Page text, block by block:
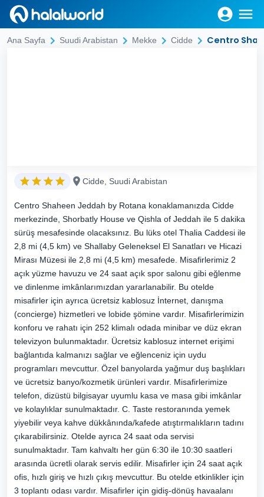
Ana Sayfa Suudi Arabistan Mekke Cidde Centro
Cidde, Suudi Arabistan
Centro Shaheen Jeddah by Rotana konaklamanızda Cidde
merkezinde, Shorbatly House ve Qishla of Jeddah ile 5 dakika
sürüş mesafesinde olacaksınız. Bu lüks otel Thalia Caddesi ile
2,8 mi (4,5 km) ve Shallaby Geleneksel El Sanatları ve Hicazi
Mirası Müzesi ile 2,8 mi (4,5 km) mesafede. Misafirlerimiz 2
açık yüzme havuzu ve 24 saat açık spor salonu gibi eğlenme
ve dinlenme imkânlarımızdan yararlanabilir. Bu otelde
misafirler için ayrıca ücretsiz kablosuz İnternet, danışma
(concierge) hizmetleri ve lobide şömine vardır. Misafirlerimizin
konforu ve rahatı için 252 klimalı odada minibar ve düz ekran
televizyon bulunmaktadır. Ücretsiz kablosuz internet erişimi
bağlantıda kalmanızı sağlar ve eğlenceniz için uydu
programları mevcuttur. Özel banyolarda yağmur duş başlıkları
ve ücretsiz banyo/kozmetik ürünleri vardır. Misafirlerimize
telefon, dizüstü bilgisayar uyumlu kasa ve masa gibi imkânlar
ve kolaylıklar sunulmaktadır. C. Taste restoranında yemek
yiyebilir veya kahve dükkânında/kafede atıştırmalıkların tadını
çıkarabilirsiniz. Otelde ayrıca 24 saat oda servisi
sunulmaktadır. Tam kahvaltı her gün 6:30 ile 10:30 saatleri
arasında ücretli olarak servis edilir. Misafirler için 24 saat açık
ofis, hızlı giriş ve hızlı çıkış mevcuttur. Bu otelde etkinlikler için
3 toplantı odası vardır. Misafirler için gidiş-dönüş havaalanı